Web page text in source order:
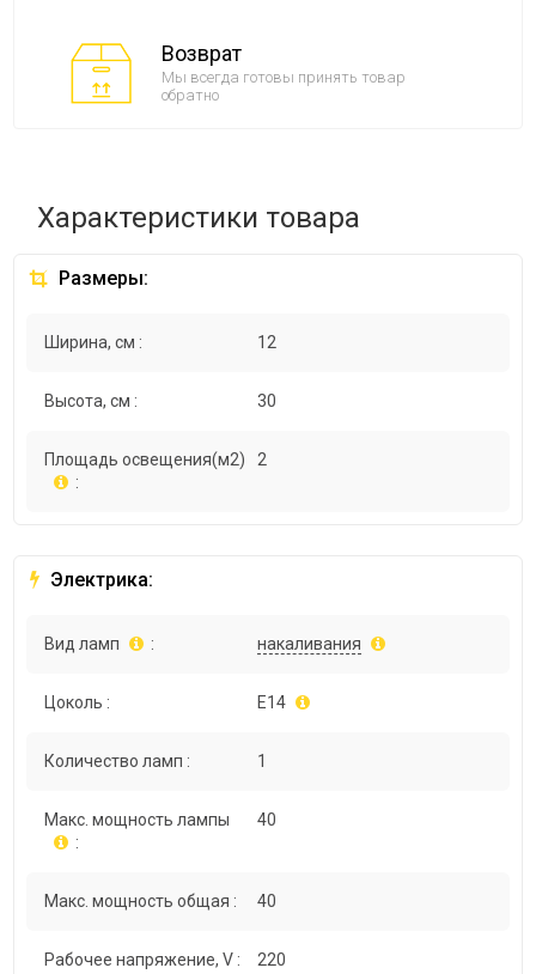
Возврат
Мы всегда готовы принять товар
обратно
Характеристики товара
Размеры:
Ширина, см : 12
Высота, см : 30
Площадь освещения(м2)
:
2
Электрика:
Вид ламп : накаливания
Цоколь : E14
Количество ламп : 1
Макс. мощность лампы
:
40
Макс. мощность общая : 40
Рабочее напряжение, V : 220